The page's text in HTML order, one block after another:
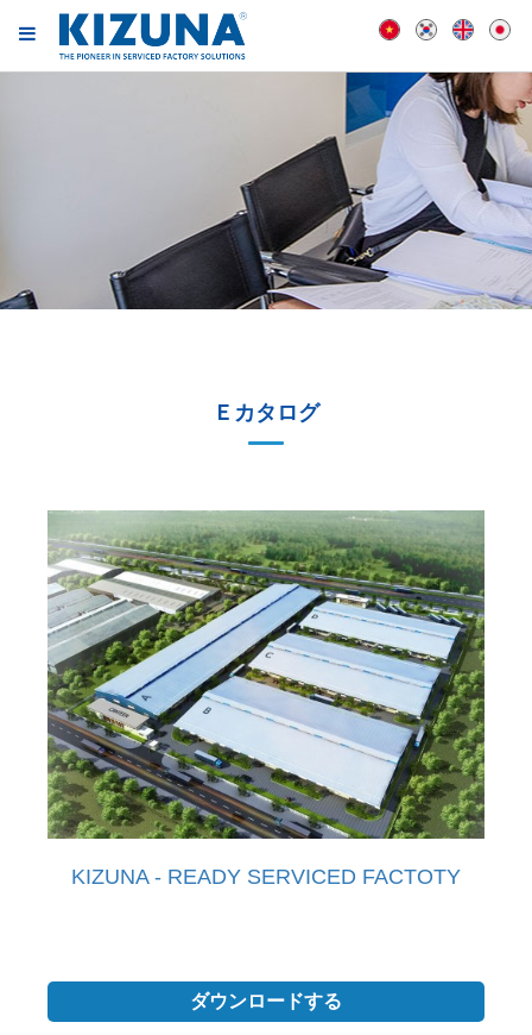
Ｅカタログ
KIZUNA - READY SERVICED FACTOTY
ダウンロードする